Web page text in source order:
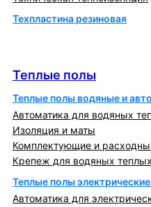
Техпластина резиновая
Теплые полы
Теплые полы водяные и
Автоматика для водяных
Изоляция и маты
Комплектующие и
Крепеж для водяных
Теплые полы
Автоматика для